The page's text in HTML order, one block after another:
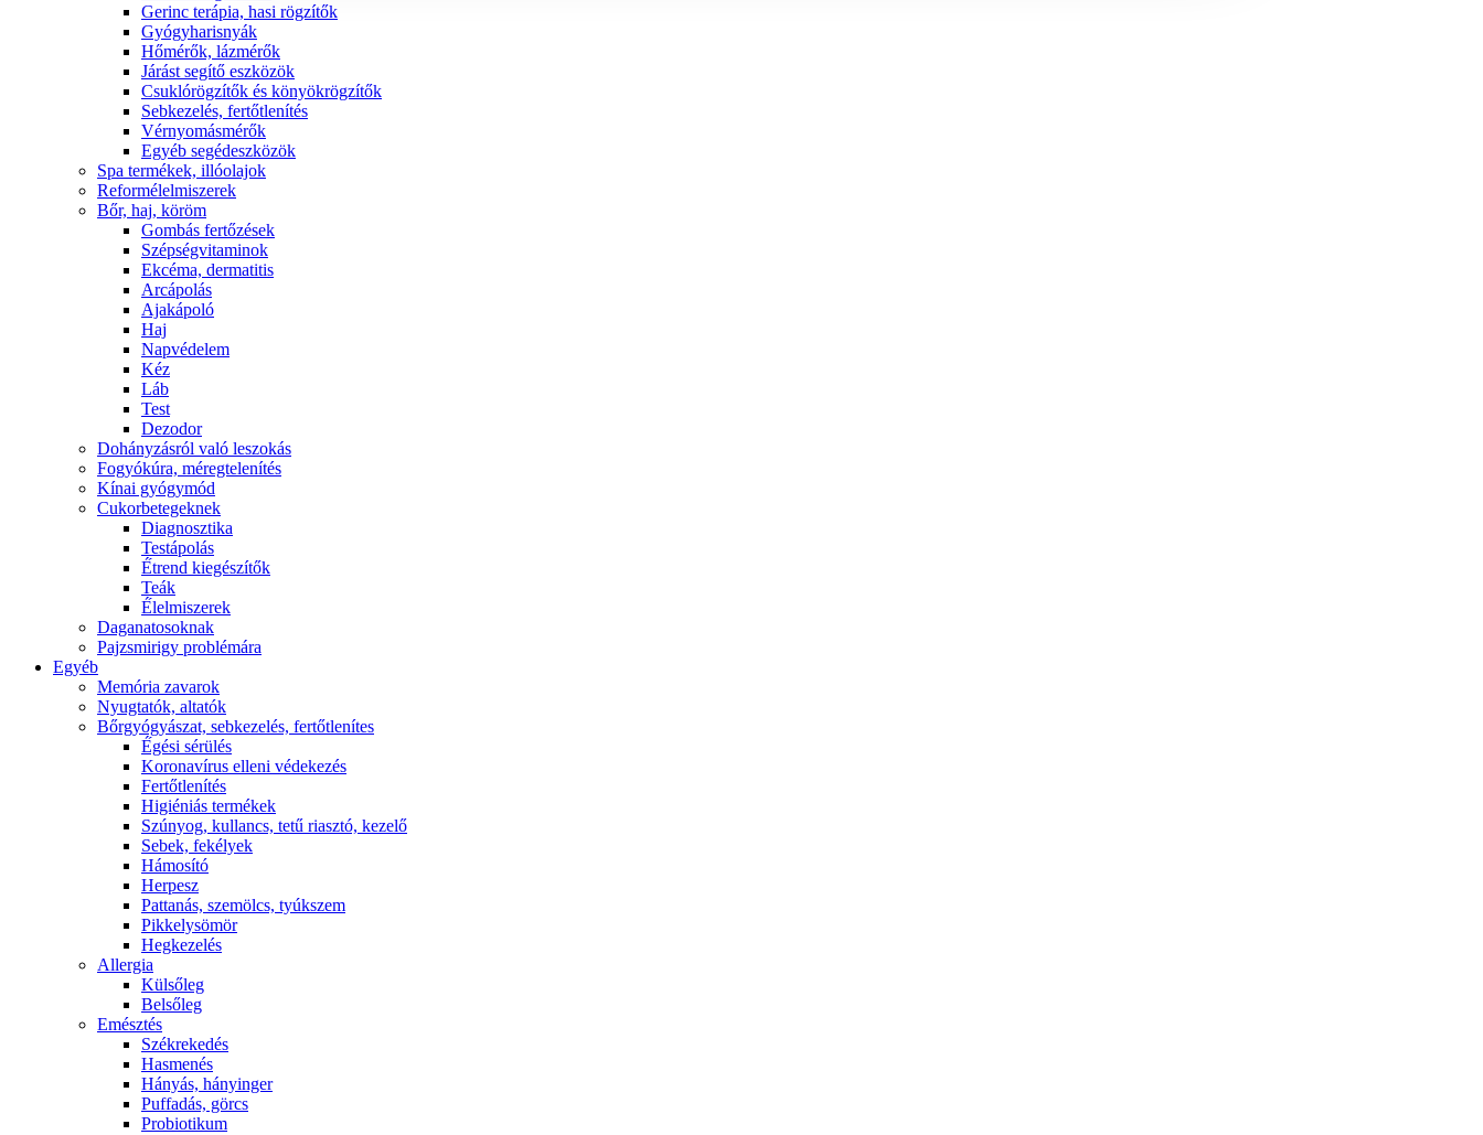
Gerinc terápia, hasi rögzítők
Gyógyharisnyák
Hőmérők, lázmérők
Járást segítő eszközök
Csuklórögzítők és könyökrögzítők
Sebkezelés, fertőtlenítés
Vérnyomásmérők
Egyéb segédeszközök
Spa termékek, illóolajok
Reformélelmiszerek
Bőr, haj, köröm
Gombás fertőzések
Szépségvitaminok
Ekcéma, dermatitis
Arcápolás
Ajakápoló
Haj
Napvédelem
Kéz
Láb
Test
Dezodor
Dohányzásról való leszokás
Fogyókúra, méregtelenítés
Kínai gyógymód
Cukorbetegeknek
Diagnosztika
Testápolás
É́trend kiegészítők
Teák
É́lelmiszerek
Daganatosoknak
Pajzsmirigy problémára
Egyéb
Memória zavarok
Nyugtatók, altatók
Bőrgyógyászat, sebkezelés, fertőtlenítes
É́gési sérülés
Koronavírus elleni védekezés
Fertőtlenítés
Higiéniás termékek
Szúnyog, kullancs, tetű riasztó, kezelő
Sebek, fekélyek
Hámosító
Herpesz
Pattanás, szemölcs, tyúkszem
Pikkelysömör
Hegkezelés
Allergia
Külsőleg
Belsőleg
Emésztés
Székrekedés
Hasmenés
Hányás, hányinger
Puffadás, görcs
Probiotikum